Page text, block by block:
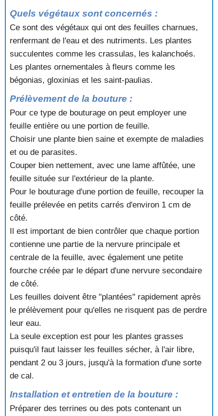
Quels végétaux sont concernés :
Ce sont des végétaux qui ont des feuilles charnues,
renfermant de l'eau et des nutriments. Les plantes
succulentes comme les crassulas, les kalanchoés.
Les plantes ornementales à fleurs comme les
bégonias, gloxinias et les saint-paulias.
Prélèvement de la bouture :
Pour ce type de bouturage on peut employer une
feuille entière ou une portion de feuille.
Choisir une plante bien saine et exempte de maladies
et ou de parasites.
Couper bien nettement, avec une lame affûtée, une
feuille située sur l'extérieur de la plante.
Pour le bouturage d'une portion de feuille, recouper la
feuille prélevée en petits carrés d'environ 1 cm de
côté.
Il est important de bien contrôler que chaque portion
contienne une partie de la nervure principale et
centrale de la feuille, avec également une petite
fourche créée par le départ d'une nervure secondaire
de côté.
Les feuilles doivent être "plantées" rapidement après
le prélèvement pour qu'elles ne risquent pas de perdre
leur eau.
La seule exception est pour les plantes grasses
puisqu'il faut laisser les feuilles sécher, à l'air libre,
pendant 2 ou 3 jours, jusqu'à la formation d'une sorte
de cal.
Installation et entretien de la bouture :
Préparer des terrines ou des pots contenant un